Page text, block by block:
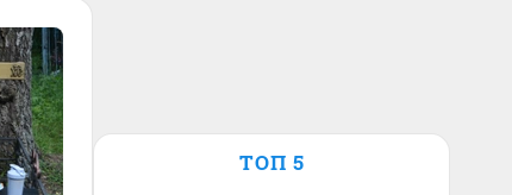
ТОП 5